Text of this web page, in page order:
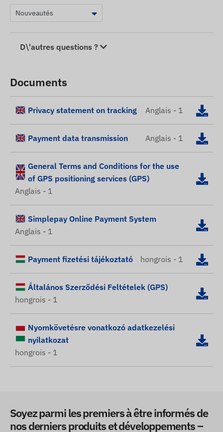
D\'autres questions ?
Documents
Privacy statement on tracking Anglais - 1
Payment data transmission Anglais - 1
General Terms and Conditions for the use
of GPS positioning services (GPS)
Anglais - 1
Simplepay Online Payment System
Anglais - 1
Payment fizetési tájékoztató hongrois - 1
Általános Szerződési Feltételek (GPS)
hongrois - 1
Nyomkövetésre vonatkozó adatkezelési
nyilatkozat
hongrois - 1
Soyez parmi les premiers à être informés de
nos derniers produits et développements –